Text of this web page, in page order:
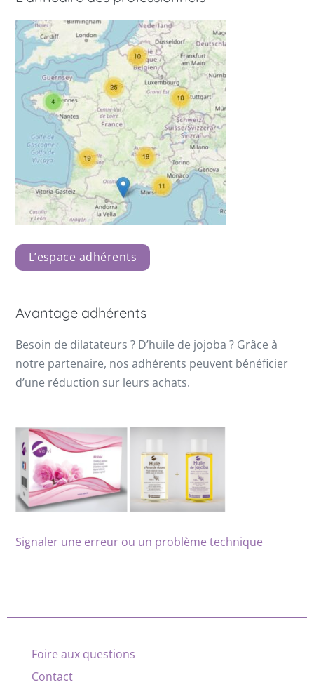
L’espace adhérents
Avantage adhérents
Besoin de dilatateurs ? D’huile de jojoba ? Grâce à
notre partenaire, nos adhérents peuvent bénéficier
d’une réduction sur leurs achats.
Signaler une erreur ou un problème technique
Foire aux questions
Contact